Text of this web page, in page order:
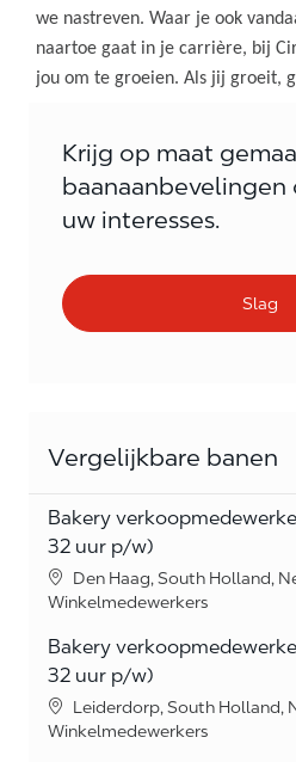
we nastreven. Waar je ook
naartoe gaat in je carrière, bij
jou om te groeien. Als jij groeit,
Krijg op maat
baanaanbevelingen
uw interesses.
Slag
Vergelijkbare banen
Bakery
32 uur p/w)
Location
Den Haag, South Holland,
Category
Winkelmedewerkers
Bakery
32 uur p/w)
Location
Leiderdorp, South Holland,
Category
Winkelmedewerkers